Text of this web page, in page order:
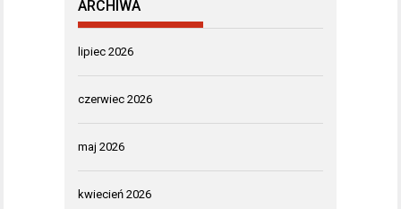
ARCHIWA
lipiec 2026
czerwiec 2026
maj 2026
kwiecień 2026